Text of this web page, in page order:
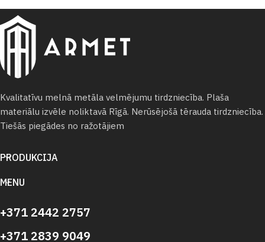
Kvalitatīvu melnā metāla velmējumu tirdzniecība. Plaša
materiālu izvēle noliktavā Rīgā. Nerūsējošā tērauda tirdzniecība.
Tiešās piegādes no ražotājiem
PRODUKCIJA
MENU
+371 2442 2757
+371 2839 9049